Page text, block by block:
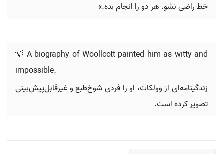
خط راضی نشو. هر دو را انجام بده.»
💡 A biography of Woollcott painted him as witty and
impossible.
زندگینامه‌ای از وولکات، او را فردی شوخ‌طبع و غیرقابل‌پیش‌بینی
تصویر کرده است.